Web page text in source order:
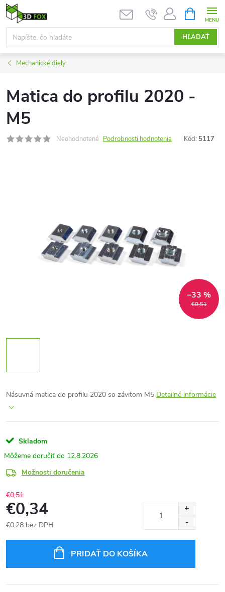
Prejsť
na
obsah
HĽADAŤ
KOŠÍK
Mechanické diely
Matica do profilu 2020 -
M5
Neohodnotené Podrobnosti hodnotenia Kód: 5117
€0,51
–33 %
Násuvná matica do profilu 2020 so závitom M5 Detailné informácie
Skladom
12.8.2026
Možnosti doručenia
€0,51
€0,34
€0,28 bez DPH
PRIDAŤ DO KOŠÍKA